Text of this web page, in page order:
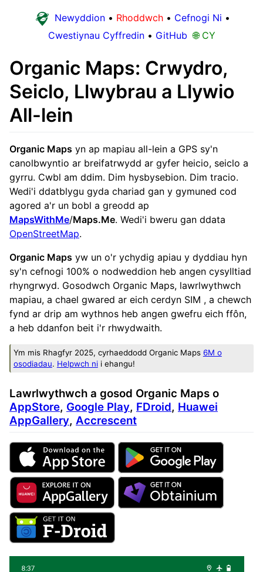
Newyddion • Rhoddwch • Cefnogi Ni •
Cwestiynau Cyffredin • GitHub 🌐 CY
Organic Maps: Crwydro,
Seiclo, Llwybrau a Llywio
All-lein
Organic Maps yn ap mapiau all-lein a GPS sy'n
canolbwyntio ar breifatrwydd ar gyfer heicio, seiclo a
gyrru. Cwbl am ddim. Dim hysbysebion. Dim tracio.
Wedi'i ddatblygu gyda chariad gan y gymuned cod
agored a'r un bobl a greodd ap
MapsWithMe/Maps.Me. Wedi'i bweru gan ddata
OpenStreetMap.
Organic Maps yw un o'r ychydig apiau y dyddiau hyn
sy'n cefnogi 100% o nodweddion heb angen cysylltiad
rhyngrwyd. Gosodwch Organic Maps, lawrlwythwch
mapiau, a chael gwared ar eich cerdyn SIM , a chewch
fynd ar drip am wythnos heb angen gwefru eich ffôn,
a heb ddanfon beit i'r rhwydwaith.
Ym mis Rhagfyr 2025, cyrhaeddodd Organic Maps 6M o
osodiadau. Helpwch nii ehangu!
Lawrlwythwch a gosod Organic Maps o
AppStore, Google Play, FDroid, Huawei
AppGallery, Accrescent